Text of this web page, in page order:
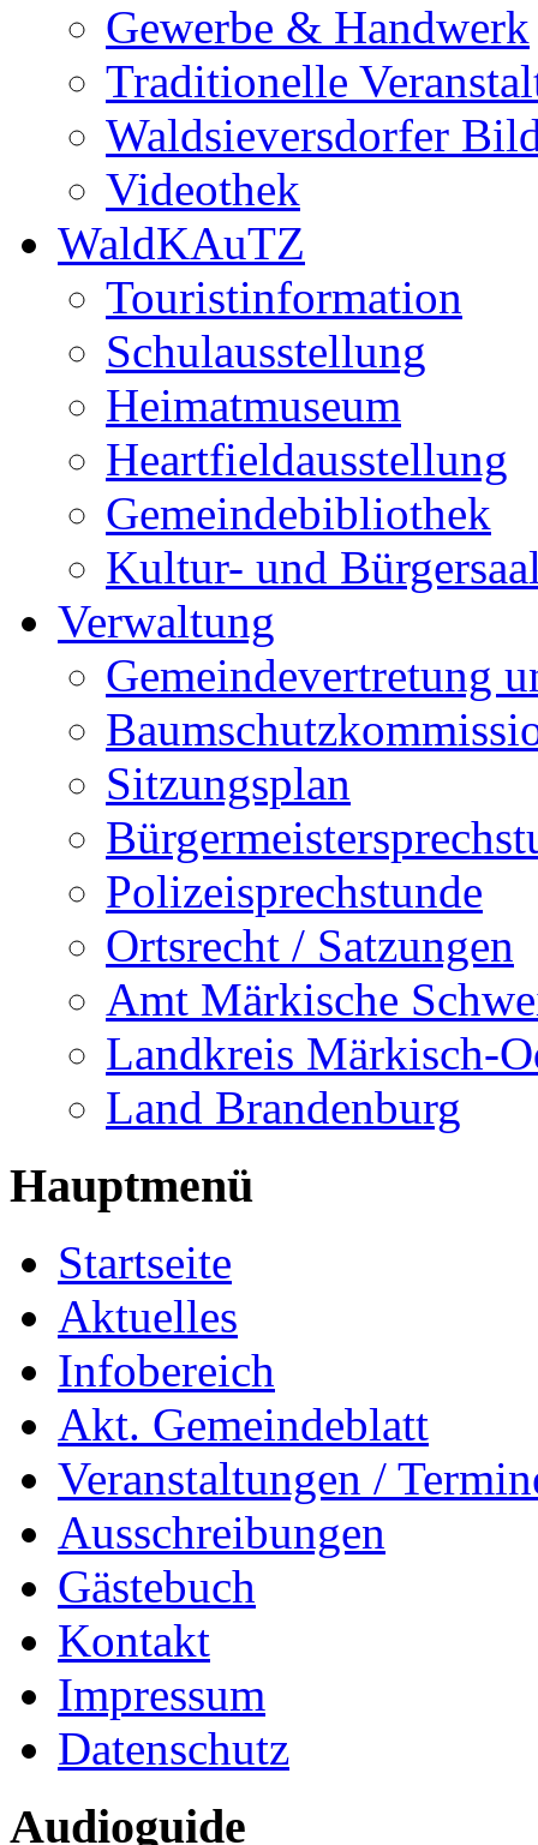
Gewerbe & Handwerk
Traditionelle
Waldsieversdorfer
Videothek
WaldKAuTZ
Touristinformation
Schulausstellung
Heimatmuseum
Heartfieldausstellung
Gemeindebibliothek
Kultur- und
Verwaltung
Gemeindevertretung
Sitzungsplan
Polizeisprechstunde
Ortsrecht / Satzungen
Amt Märkische
Landkreis Märkisch-
Land Brandenburg
Hauptmenü
Startseite
Aktuelles
Infobereich
Akt. Gemeindeblatt
Veranstaltungen /
Ausschreibungen
Gästebuch
Kontakt
Impressum
Datenschutz
Audioguide